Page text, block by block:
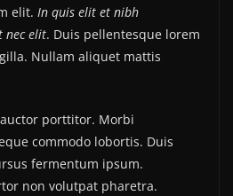
elit. In quis elit et nibh
nec elit. Duis pellentesque lorem
Nullam aliquet mattis
porttitor. Morbi
commodo lobortis. Duis
fermentum ipsum.
non volutpat pharetra.